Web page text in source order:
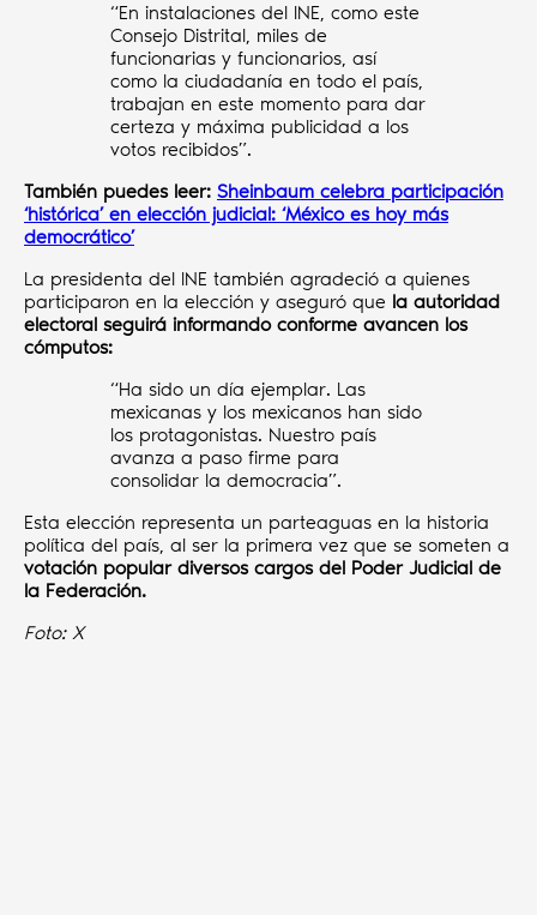
“En instalaciones del INE, como este
Consejo Distrital, miles de
funcionarias y funcionarios, así
como la ciudadanía en todo el país,
trabajan en este momento para dar
certeza y máxima publicidad a los
votos recibidos”.
También puedes leer: Sheinbaum celebra participación
‘histórica’ en elección judicial: ‘México es hoy más
democrático’
La presidenta del INE también agradeció a quienes
participaron en la elección y aseguró que la autoridad
electoral seguirá informando conforme avancen los
cómputos:
“Ha sido un día ejemplar. Las
mexicanas y los mexicanos han sido
los protagonistas. Nuestro país
avanza a paso firme para
consolidar la democracia”.
Esta elección representa un parteaguas en la historia
política del país, al ser la primera vez que se someten a
votación popular diversos cargos del Poder Judicial de
la Federación.
Foto: X